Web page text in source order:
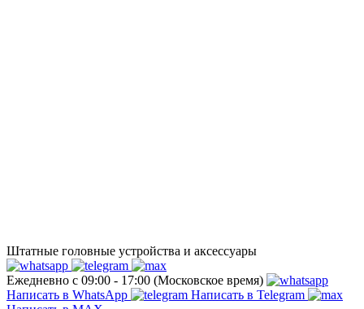
Штатные головные устройства и аксессуары
Ежедневно с 09:00 - 17:00 (Московское время)
Написать в WhatsApp
Написать в Telegram